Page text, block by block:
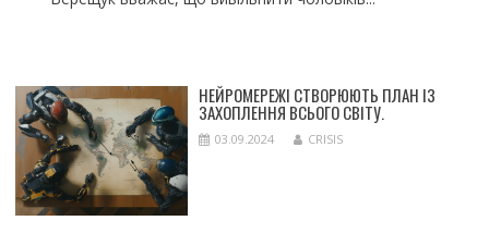
НЕЙРОМЕРЕЖІ СТВОРЮЮТЬ ПЛАН ІЗ
ЗАХОПЛЕННЯ ВСЬОГО СВІТУ.
03.09.2024 CRISIS